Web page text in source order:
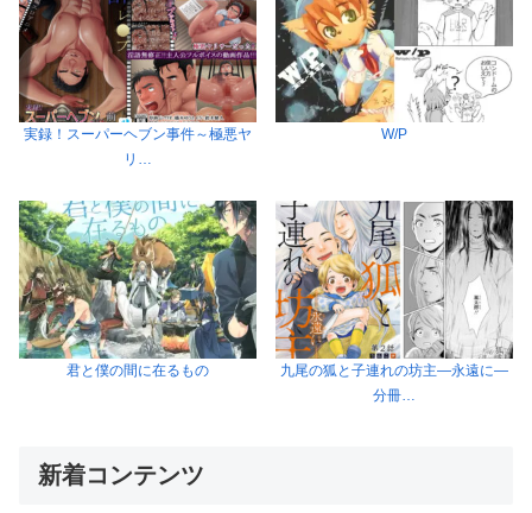
実録！スーパーヘブン事件～極悪ヤ
リ…
W/P
君と僕の間に在るもの
九尾の狐と子連れの坊主―永遠に―
分冊…
新着コンテンツ